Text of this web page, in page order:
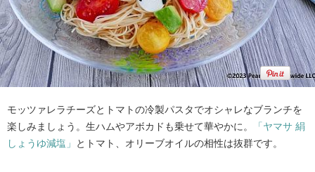
モッツァレラチーズとトマトの冷製パスタでオシャレなブランチを
楽しみましょう。生ハムやアボカドも乗せて華やかに。
「ヤマサ 絹
しょうゆ減塩」 とトマト、オリーブオイルの相性は抜群です。